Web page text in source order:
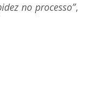
no processo”,